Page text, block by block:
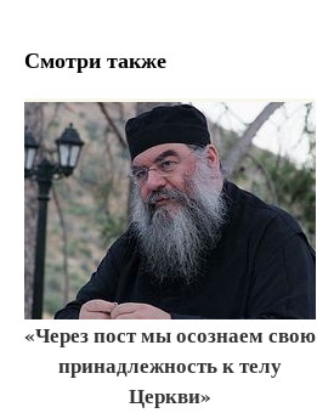
Смотри также
«Через пост мы осознаем свою
принадлежность к телу
Церкви»